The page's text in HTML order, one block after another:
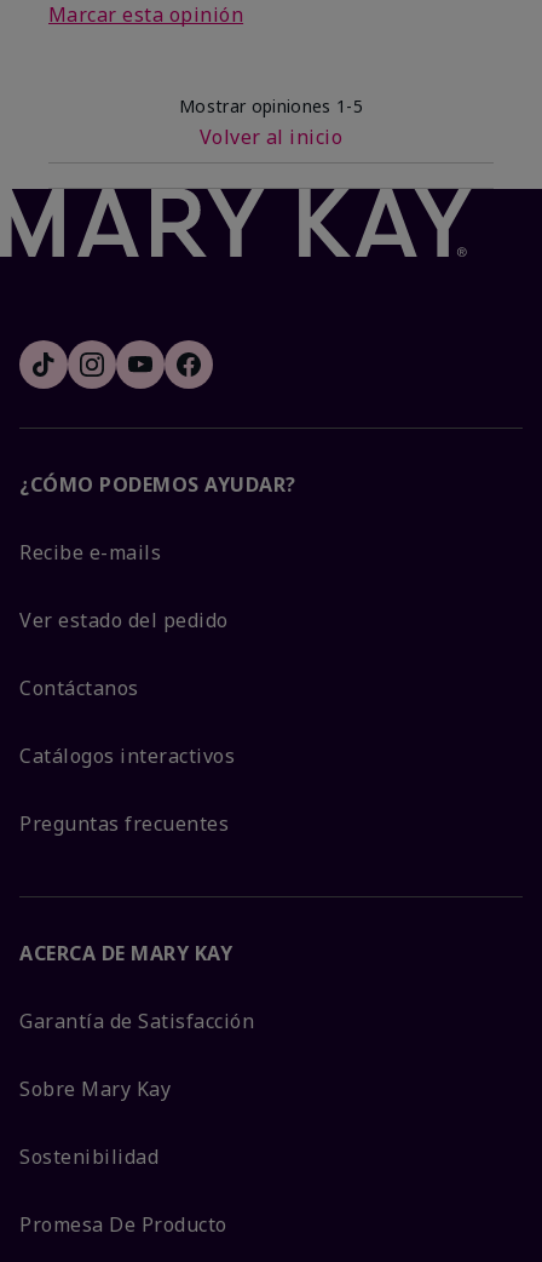
Marcar esta opinión
Mostrar opiniones 1-5
Volver al inicio
¿CÓMO PODEMOS AYUDAR?
Recibe e-mails
Ver estado del pedido
Contáctanos
Catálogos interactivos
Preguntas frecuentes
ACERCA DE MARY KAY
Garantía de Satisfacción
Sobre Mary Kay
Sostenibilidad
Promesa De Producto